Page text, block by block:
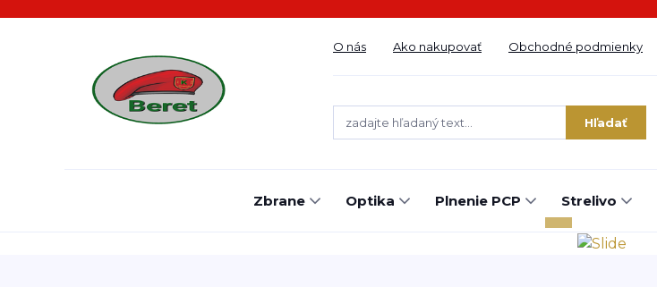
O nás Ako nakupovať Obchodné podmienky
Hľadať
Zbrane Optika Plnenie PCP Strelivo